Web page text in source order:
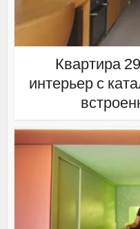
Квартира
интерьер с